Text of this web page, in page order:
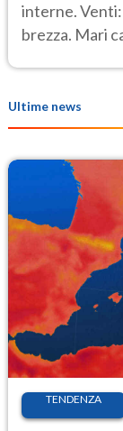
interne.
brezza. Mari
Ultime news
TENDENZA